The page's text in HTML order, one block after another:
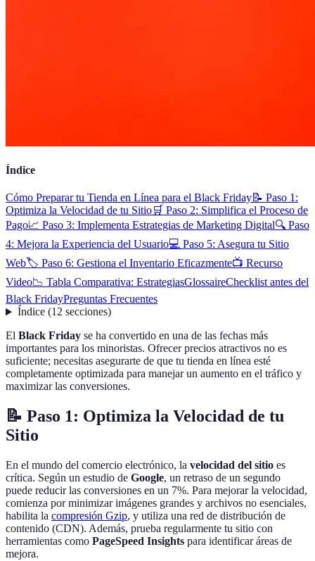
Índice
Cómo Preparar tu Tienda en Línea para el Black Friday📝 Paso 1:
Optimiza la Velocidad de tu Sitio🛒 Paso 2: Simplifica el Proceso de
Pago📈 Paso 3: Implementa Estrategias de Marketing Digital🔍 Paso
4: Mejora la Experiencia del Usuario💻 Paso 5: Asegura tu Sitio
Web🏷️ Paso 6: Gestiona el Inventario Eficazmente📺 Recurso
Video📉 Tabla Comparativa: EstrategiasGlossaireChecklist antes del
Black FridayPreguntas Frecuentes
Índice(12 secciones)
El Black Friday se ha convertido en una de las fechas más
importantes para los minoristas. Ofrecer precios atractivos no es
suficiente; necesitas asegurarte de que tu tienda en línea esté
completamente optimizada para manejar un aumento en el tráfico y
maximizar las conversiones.
📝 Paso 1: Optimiza la Velocidad de tu
Sitio
En el mundo del comercio electrónico, la velocidad del sitio es
crítica. Según un estudio de Google, un retraso de un segundo
puede reducir las conversiones en un 7%. Para mejorar la velocidad,
comienza por minimizar imágenes grandes y archivos no esenciales,
habilita la compresión Gzip, y utiliza una red de distribución de
contenido (CDN). Además, prueba regularmente tu sitio con
herramientas como PageSpeed Insights para identificar áreas de
mejora.